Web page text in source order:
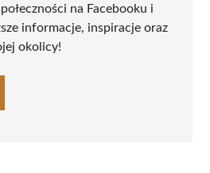
na Facebooku i
informacje, inspiracje oraz
okolicy!